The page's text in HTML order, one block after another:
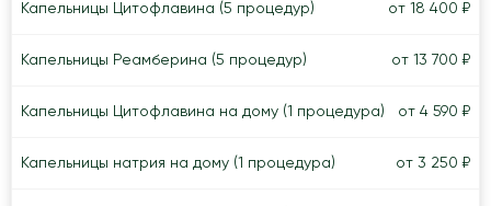
Капельницы Цитофлавина (5 процедур) от 18 400 ₽
Капельницы Реамберина (5 процедур) от 13 700 ₽
Капельницы Цитофлавина на дому (1 процедура) от 4 590 ₽
Капельницы натрия на дому (1 процедура) от 3 250 ₽